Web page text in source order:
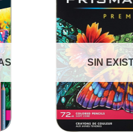
lista de
deseos
SIN